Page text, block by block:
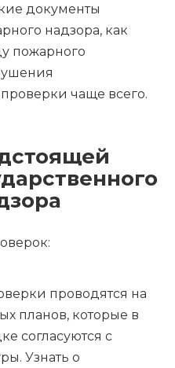
документы
надзора, как
пожарного
чаще всего.
проводятся на
планов, которые в
согласуются с
Узнать о